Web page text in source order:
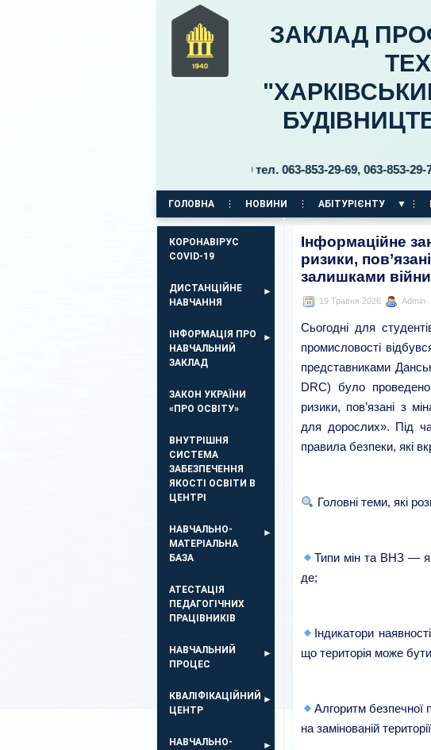
ЗАКЛАД
11, бульвар Б. Хмельницького, 30 тел. 063-853-29-69, 063-853-29-70
ГОЛОВНА НОВИНИ АБІТУРІЄНТУ
КОРОНАВІРУС
COVID-19
ДИСТАНЦІЙНЕ
НАВЧАННЯ
ІНФОРМАЦІЯ ПРО
НАВЧАЛЬНИЙ
ЗАКЛАД
ЗАКОН УКРАЇНИ
«ПРО ОСВІТУ»
ВНУТРІШНЯ
СИСТЕМА
ЗАБЕЗПЕЧЕННЯ
ЯКОСТІ ОСВІТИ В
ЦЕНТРІ
НАВЧАЛЬНО-
МАТЕРІАЛЬНА
БАЗА
АТЕСТАЦІЯ
ПЕДАГОГІЧНИХ
ПРАЦІВНИКІВ
НАВЧАЛЬНИЙ
ПРОЦЕС
КВАЛІФІКАЦІЙНИЙ
ЦЕНТР
НАВЧАЛЬНО-
Інформаційне
ризики,
залишками
19 Травня 2026 Admin
Сьогодні для
промисловості
представниками
DRC) було
ризики, пов’язані з
для дорослих». Під
правила безпеки, які
Головні теми, які
Типи мін та ВНЗ —
де;
Індикатори
що територія може
Алгоритм безпечної
на замінованій